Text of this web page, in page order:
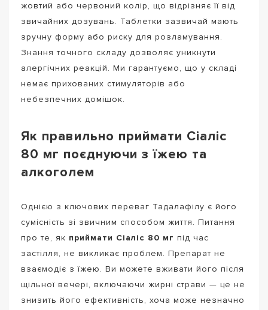
жовтий або червоний колір, що відрізняє її від
звичайних дозувань. Таблетки зазвичай мають
зручну форму або риску для розламування.
Знання точного складу дозволяє уникнути
алергічних реакцій. Ми гарантуємо, що у складі
немає прихованих стимуляторів або
небезпечних домішок.
Як правильно приймати Сіаліс
80 мг поєднуючи з їжею та
алкоголем
Однією з ключових переваг Тадалафілу є його
сумісність зі звичним способом життя. Питання
про те, як приймати Сіаліс 80 мг під час
застілля, не викликає проблем. Препарат не
взаємодіє з їжею. Ви можете вживати його після
щільної вечері, включаючи жирні страви — це не
знизить його ефективність, хоча може незначно